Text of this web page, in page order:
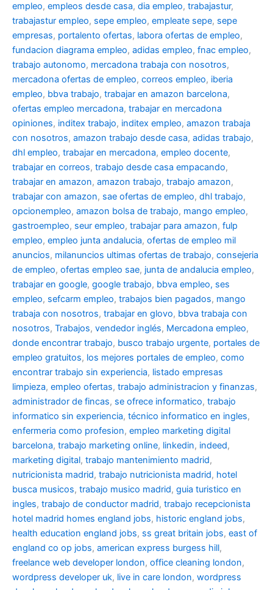
empleo, empleos desde casa, dia empleo, trabajastur,
trabajastur empleo, sepe empleo, empleate sepe, sepe
empresas, portalento ofertas, labora ofertas de empleo,
fundacion diagrama empleo, adidas empleo, fnac empleo,
trabajo autonomo, mercadona trabaja con nosotros,
mercadona ofertas de empleo, correos empleo, iberia
empleo, bbva trabajo, trabajar en amazon barcelona,
ofertas empleo mercadona, trabajar en mercadona
opiniones, inditex trabajo, inditex empleo, amazon trabaja
con nosotros, amazon trabajo desde casa, adidas trabajo,
dhl empleo, trabajar en mercadona, empleo docente,
trabajar en correos, trabajo desde casa empacando,
trabajar en amazon, amazon trabajo, trabajo amazon,
trabajar con amazon, sae ofertas de empleo, dhl trabajo,
opcionempleo, amazon bolsa de trabajo, mango empleo,
gastroempleo, seur empleo, trabajar para amazon, fulp
empleo, empleo junta andalucia, ofertas de empleo mil
anuncios, milanuncios ultimas ofertas de trabajo, consejeria
de empleo, ofertas empleo sae, junta de andalucia empleo,
trabajar en google, google trabajo, bbva empleo, ses
empleo, sefcarm empleo, trabajos bien pagados, mango
trabaja con nosotros, trabajar en glovo, bbva trabaja con
nosotros, Trabajos, vendedor inglés, Mercadona empleo,
donde encontrar trabajo, busco trabajo urgente, portales de
empleo gratuitos, los mejores portales de empleo, como
encontrar trabajo sin experiencia, listado empresas
limpieza, empleo ofertas, trabajo administracion y finanzas,
administrador de fincas, se ofrece informatico, trabajo
informatico sin experiencia, técnico informatico en ingles,
enfermeria como profesion, empleo marketing digital
barcelona, trabajo marketing online, linkedin, indeed,
marketing digital, trabajo mantenimiento madrid,
nutricionista madrid, trabajo nutricionista madrid, hotel
busca musicos, trabajo musico madrid, guia turistico en
ingles, trabajo de conductor madrid, trabajo recepcionista
hotel madrid homes england jobs, historic england jobs,
health education england jobs, ss great britain jobs, east of
england co op jobs, american express burgess hill,
freelance web developer london, office cleaning london,
wordpress developer uk, live in care london, wordpress